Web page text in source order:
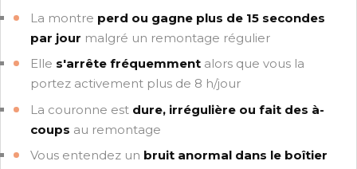
La montre perd ou gagne plus de 15 secondes
par jour malgré un remontage régulier
Elle s'arrête fréquemment alors que vous la
portez activement plus de 8 h/jour
La couronne est dure, irrégulière ou fait des à-
coups au remontage
Vous entendez un bruit anormal dans le boîtier